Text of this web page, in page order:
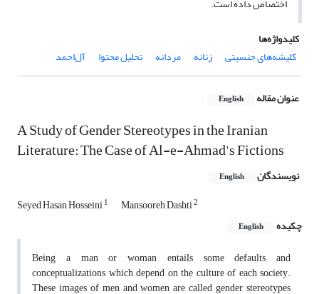
اختصاص داده است.
کلیدواژه‌ها
کلیشه‌های جنسیتی
زنانه مردانه تحلیل محتوا آل‌احمد
عنوان مقاله English
A Study of Gender Stereotypes in the Iranian
Literature: The Case of Al-e-Ahmad's Fictions
نویسندگان English
Seyed Hasan Hosseini1 Mansooreh Dashti2
چکیده English
Being a man or woman entails some defaults and
conceptualizations which depend on the culture of each society.
These images of men and women are called gender stereotypes